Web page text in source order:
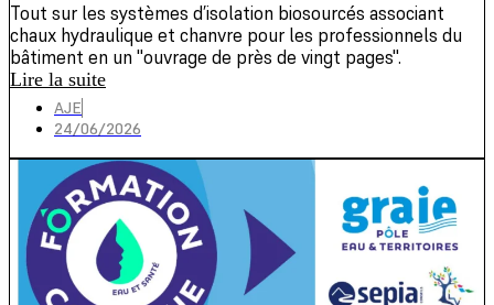
Tout sur les systèmes d’isolation biosourcés associant
chaux hydraulique et chanvre pour les professionnels du
bâtiment en un "ouvrage de près de vingt pages".
Lire la suite
AJE
24/06/2026